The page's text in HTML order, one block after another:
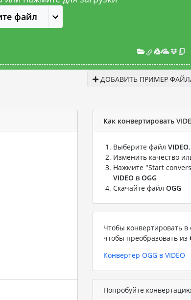
файл
ДОБАВИТЬ ПРИМЕР
Как конвертировать
Выберите файл VIDEO
Изменить качество
Нажмите "Start
VIDEO в OGG
Скачайте файл OGG
Чтобы конвертировать
чтобы преобразовать из
Конвертер OGG в VIDEO
Попробуйте